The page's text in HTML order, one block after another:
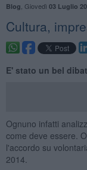
Blog Giovedì 03 Luglio
​Cultura,
E' stato un bel
Ognuno infatti
come deve essere.
l'accordo su
2014.